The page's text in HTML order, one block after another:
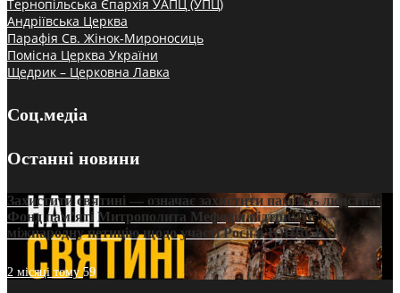
Тернопільська Єпархія УАПЦ (УПЦ)
Андріївська Церква
Парафія Св. Жінок-Мироносиць
Помісна Церква України
Щедрик – Церковна Лавка
Соц.медіа
Останні новини
Захистити святині — означає захистити пам’ять людства:
Фонд пам’яті Митрополита Мефодія підтримує
міжнародну петицію щодо участі Росії в ЮНЕСКО
2 місяці тому59